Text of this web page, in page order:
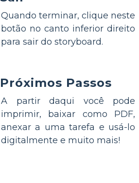
Quando terminar, clique neste
botão no canto inferior direito
para sair do storyboard.
Próximos Passos
A partir daqui você pode
imprimir, baixar como PDF,
anexar a uma tarefa e usá-lo
digitalmente e muito mais!